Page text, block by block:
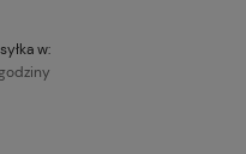
w:
płatności